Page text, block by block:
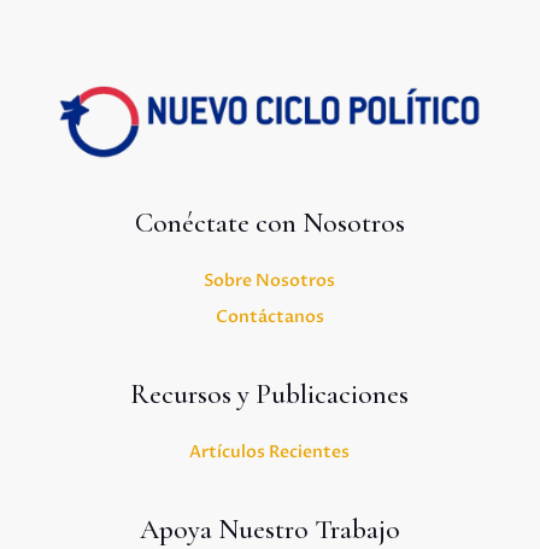
Conéctate con Nosotros
Sobre Nosotros
Contáctanos
Recursos y Publicaciones
Artículos Recientes
Apoya Nuestro Trabajo